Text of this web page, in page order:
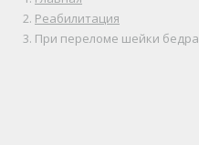
Реабилитация
При переломе шейки бедра